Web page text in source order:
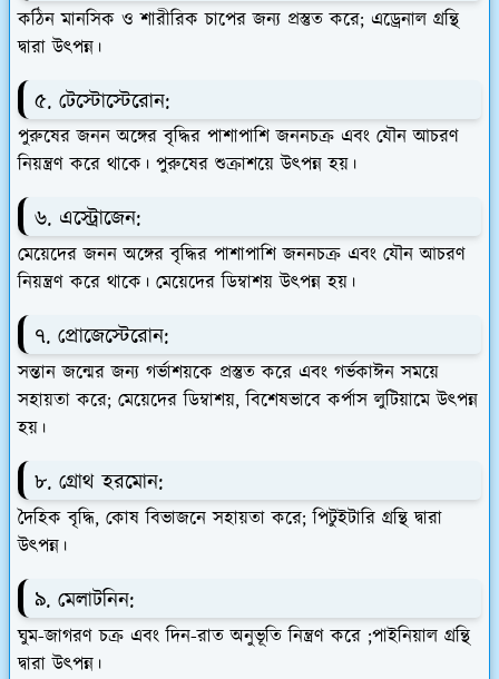
কঠিন মানসিক ও শারীরিক চাপের জন্য প্রস্তুত করে; এড্রেনাল গ্রন্থি
দ্বারা উৎপন্ন।
৫. টেস্টোস্টেরোন:
পুরুষের জনন অঙ্গের বৃদ্ধির পাশাপাশি জননচক্র এবং যৌন আচরণ
নিয়ন্ত্রণ করে থাকে। পুরুষের শুক্রাশয়ে উৎপন্ন হয়।
৬. এস্ট্রোজেন:
মেয়েদের জনন অঙ্গের বৃদ্ধির পাশাপাশি জননচক্র এবং যৌন আচরণ
নিয়ন্ত্রণ করে থাকে। মেয়েদের ডিম্বাশয় উৎপন্ন হয়।
৭. প্রোজেস্টেরোন:
সন্তান জন্মের জন্য গর্ভাশয়কে প্রস্তুত করে এবং গর্ভকাঈন সময়ে
সহায়তা করে; মেয়েদের ডিম্বাশয়, বিশেষভাবে কর্পাস লুটিয়ামে উৎপন্ন
হয়।
৮. গ্রোথ হরমোন:
দৈহিক বৃদ্ধি, কোষ বিভাজনে সহায়তা করে; পিটুইটারি গ্রন্থি দ্বারা
উৎপন্ন।
৯. মেলাটনিন:
ঘুম-জাগরণ চক্র এবং দিন-রাত অনুভূতি নিন্ত্রণ করে ;পাইনিয়াল গ্রন্থি
দ্বারা উৎপন্ন।